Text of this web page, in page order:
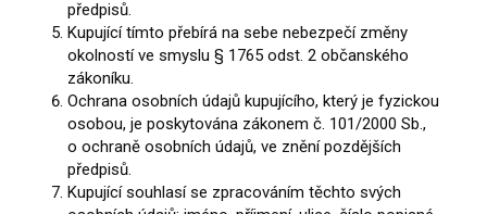
předpisů.
Kupující tímto přebírá na sebe nebezpečí změny
okolností ve smyslu § 1765 odst. 2 občanského
zákoníku.
Ochrana osobních údajů kupujícího, který je fyzickou
osobou, je poskytována zákonem č. 101/2000 Sb.,
o ochraně osobních údajů, ve znění pozdějších
předpisů.
Kupující souhlasí se zpracováním těchto svých